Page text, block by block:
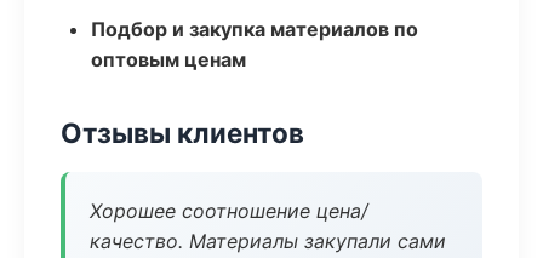
Подбор и закупка материалов по
оптовым ценам
Отзывы клиентов
Хорошее соотношение цена/
качество. Материалы закупали сами